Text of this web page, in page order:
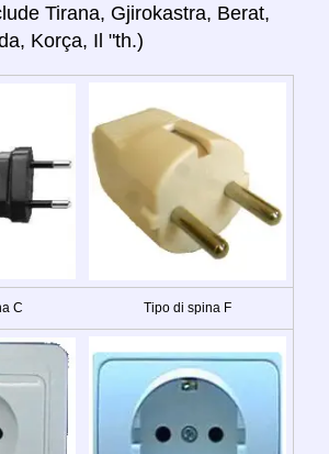
Tirana, Gjirokastra, Berat,
Korça, Il "th.)
C Tipo di spina F